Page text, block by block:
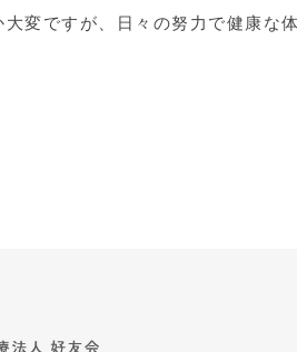
変ですが、日々の努力で健康な